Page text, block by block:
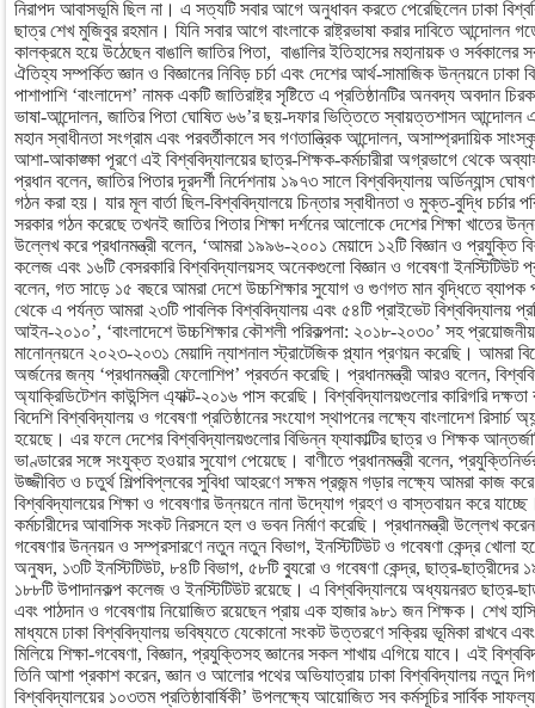
নিরাপদ আবাসভূমি ছিল না। এ সত্যটি সবার আগে অনুধাবন করতে পেরেছিলেন ঢাকা
ছাত্র শেখ মুজিবুর রহমান। যিনি সবার আগে বাংলাকে রাষ্ট্রভাষা করার দাবিতে
কালক্রমে হয়ে উঠেছেন বাঙালি জাতির পিতা, বাঙালির ইতিহাসের মহানায়ক ও সর্বকালের
ঐতিহ্য সম্পর্কিত জ্ঞান ও বিজ্ঞানের নিবিড় চর্চা এবং দেশের আর্থ-সামাজিক উন্নয়নে ঢাকা
পাশাপাশি ‘বাংলাদেশ’ নামক একটি জাতিরাষ্ট্র সৃষ্টিতে এ প্রতিষ্ঠানটির অনবদ্য অবদান
ভাষা-আন্দোলন, জাতির পিতা ঘোষিত ৬৬’র ছয়-দফার ভিত্তিতে স্বায়ত্তশাসন আন্দোলন
মহান স্বাধীনতা সংগ্রাম এবং পরবর্তীকালে সব গণতান্ত্রিক আন্দোলন, অসাম্প্রদায়িক
আশা-আকাঙ্ক্ষা পূরণে এই বিশ্ববিদ্যালয়ের ছাত্র-শিক্ষক-কর্মচারীরা অগ্রভাগে থেকে
প্রধান বলেন, জাতির পিতার দূরদর্শী নির্দেশনায় ১৯৭৩ সালে বিশ্ববিদ্যালয় অর্ডিন্যান্স
গঠন করা হয়। যার মূল বার্তা ছিল-বিশ্ববিদ্যালয়ে চিন্তার স্বাধীনতা ও মুক্ত-বুদ্ধি চর্চার
সরকার গঠন করেছে তখনই জাতির পিতার শিক্ষা দর্শনের আলোকে দেশের শিক্ষা খাতের
উল্লেখ করে প্রধানমন্ত্রী বলেন, ‘আমরা ১৯৯৬-২০০১ মেয়াদে ১২টি বিজ্ঞান ও প্রযুক্তি
কলেজ এবং ১৬টি বেসরকারি বিশ্ববিদ্যালয়সহ অনেকগুলো বিজ্ঞান ও গবেষণা ইনস্টিটিউট
বলেন, গত সাড়ে ১৫ বছরে আমরা দেশে উচ্চশিক্ষার সুযোগ ও গুণগত মান বৃদ্ধিতে
থেকে এ পর্যন্ত আমরা ২৩টি পাবলিক বিশ্ববিদ্যালয় এবং ৫৪টি প্রাইভেট বিশ্ববিদ্যালয়
আইন-২০১০’, ‘বাংলাদেশে উচ্চশিক্ষার কৌশলী পরিকল্পনা: ২০১৮-২০৩০’ সহ প্রয়োজনীয়
মানোন্নয়নে ২০২৩-২০৩১ মেয়াদি ন্যাশনাল স্ট্রাটেজিক প্ল্যান প্রণয়ন করেছি। আমরা
অর্জনের জন্য ‘প্রধানমন্ত্রী ফেলোশিপ’ প্রবর্তন করেছি। প্রধানমন্ত্রী আরও বলেন,
অ্যাক্রিডিটেশন কাউন্সিল এ্যাক্ট-২০১৬ পাস করেছি। বিশ্ববিদ্যালয়গুলোর কারিগরি দক্ষতা
বিদেশি বিশ্ববিদ্যালয় ও গবেষণা প্রতিষ্ঠানের সংযোগ স্থাপনের লক্ষ্যে বাংলাদেশ রিসার্চ
হয়েছে। এর ফলে দেশের বিশ্ববিদ্যালয়গুলোর বিভিন্ন ফ্যাকাল্টির ছাত্র ও শিক্ষক
ভাণ্ডারের সঙ্গে সংযুক্ত হওয়ার সুযোগ পেয়েছে। বাণীতে প্রধানমন্ত্রী বলেন,
উজ্জীবিত ও চতুর্থ শিল্পবিপ্লবের সুবিধা আহরণে সক্ষম প্রজন্ম গড়ার লক্ষ্যে আমরা কাজ
বিশ্ববিদ্যালয়ের শিক্ষা ও গবেষণার উন্নয়নে নানা উদ্যোগ গ্রহণ ও বাস্তবায়ন করে
কর্মচারীদের আবাসিক সংকট নিরসনে হল ও ভবন নির্মাণ করেছি। প্রধানমন্ত্রী উল্লেখ
গবেষণার উন্নয়ন ও সম্প্রসারণে নতুন নতুন বিভাগ, ইনস্টিটিউট ও গবেষণা কেন্দ্র খোলা
অনুষদ, ১৩টি ইনস্টিটিউট, ৮৪টি বিভাগ, ৫৮টি ব্যুরো ও গবেষণা কেন্দ্র, ছাত্র-ছাত্রীদের
১৮৮টি উপাদানকল্প কলেজ ও ইনস্টিটিউট রয়েছে। এ বিশ্ববিদ্যালয়ে অধ্যয়নরত ছাত্র-
এবং পাঠদান ও গবেষণায় নিয়োজিত রয়েছেন প্রায় এক হাজার ৯৮১ জন শিক্ষক। শেখ
মাধ্যমে ঢাকা বিশ্ববিদ্যালয় ভবিষ্যতে যেকোনো সংকট উত্তরণে সক্রিয় ভূমিকা রাখবে
মিলিয়ে শিক্ষা-গবেষণা, বিজ্ঞান, প্রযুক্তিসহ জ্ঞানের সকল শাখায় এগিয়ে যাবে। এই
তিনি আশা প্রকাশ করেন, জ্ঞান ও আলোর পথের অভিযাত্রায় ঢাকা বিশ্ববিদ্যালয় নতুন
বিশ্ববিদ্যালয়ের ১০৩তম প্রতিষ্ঠাবার্ষিকী’ উপলক্ষ্যে আয়োজিত সব কর্মসূচির সার্বিক